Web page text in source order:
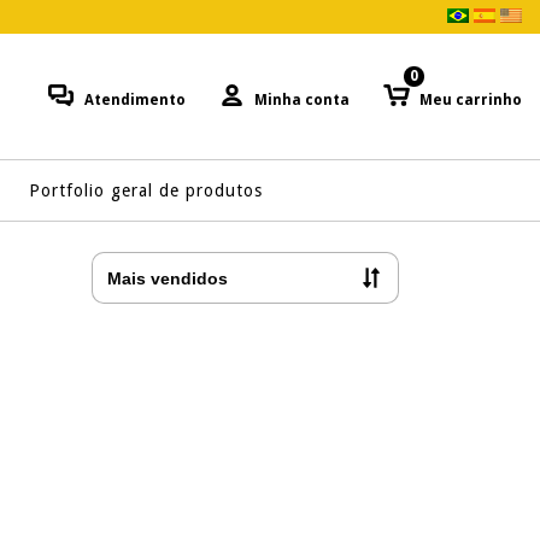
Atendimento Minha conta Meu carrinho
0
Portfolio geral de produtos